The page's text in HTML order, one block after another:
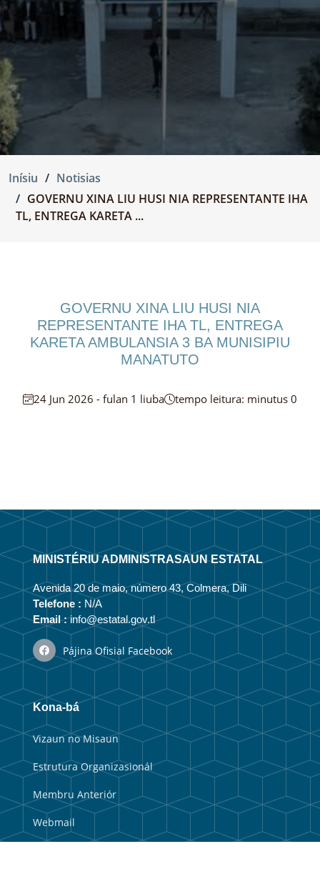
Inísiu
Notisias
GOVERNU XINA LIU HUSI NIA REPRESENTANTE IHA
TL, ENTREGA KARETA ...
GOVERNU XINA LIU HUSI NIA
REPRESENTANTE IHA TL, ENTREGA
KARETA AMBULANSIA 3 BA MUNISIPIU
MANATUTO
24 Jun 2026 - fulan 1 liuba tempo leitura: minutus 0
MINISTÉRIU ADMINISTRASAUN ESTATAL
Avenida 20 de maio, número 43, Colmera, Dili
Telefone : N/A
Email :info@estatal.gov.tl
Pájina Ofisial Facebook
Kona-bá
Vizaun no Misaun
Estrutura Organizasionál
Membru Anteriór
Webmail